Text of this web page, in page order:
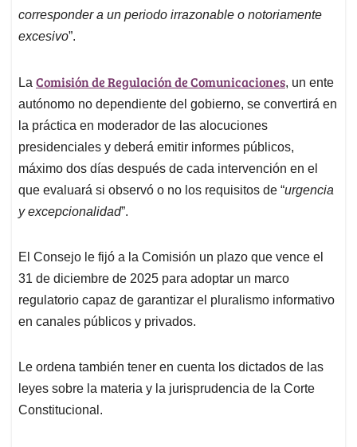
corresponder a un periodo irrazonable o notoriamente
excesivo”.
La Comisión de Regulación de Comunicaciones, un ente
autónomo no dependiente del gobierno, se convertirá en
la práctica en moderador de las alocuciones
presidenciales y deberá emitir informes públicos,
máximo dos días después de cada intervención en el
que evaluará si observó o no los requisitos de “urgencia
y excepcionalidad”.
El Consejo le fijó a la Comisión un plazo que vence el
31 de diciembre de 2025 para adoptar un marco
regulatorio capaz de garantizar el pluralismo informativo
en canales públicos y privados.
Le ordena también tener en cuenta los dictados de las
leyes sobre la materia y la jurisprudencia de la Corte
Constitucional.